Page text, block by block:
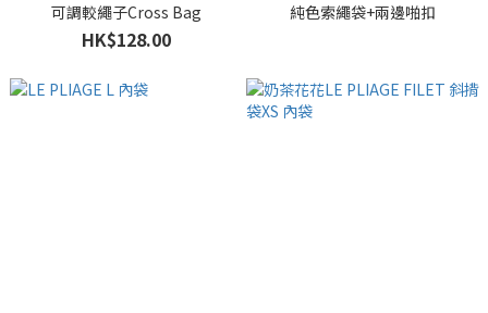
可調較繩子Cross Bag
HK$128.00
純色索繩袋+兩邊啪扣